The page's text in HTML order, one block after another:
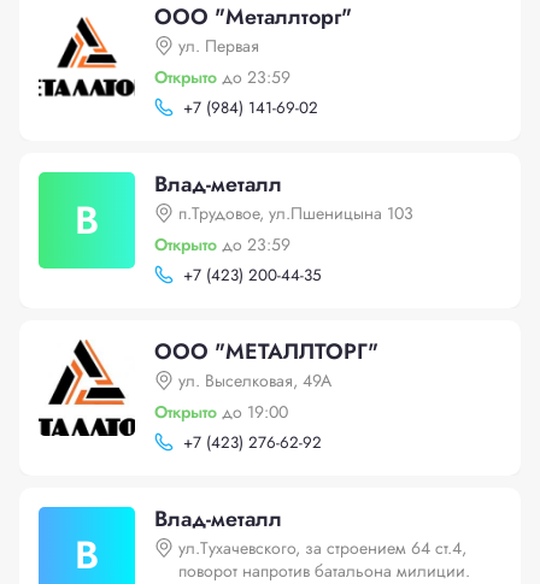
ООО "Металлторг"
ул. Первая
Открыто до 23:59
+7 (984) 141-69-02
В
Влад-металл
п.Трудовое, ул.Пшеницына 103
Открыто до 23:59
+7 (423) 200-44-35
ООО "МЕТАЛЛТОРГ"
ул. Выселковая, 49А
Открыто до 19:00
+7 (423) 276-62-92
В
Влад-металл
ул.Тухачевского, за строением 64 ст.4,
поворот напротив батальона милиции.